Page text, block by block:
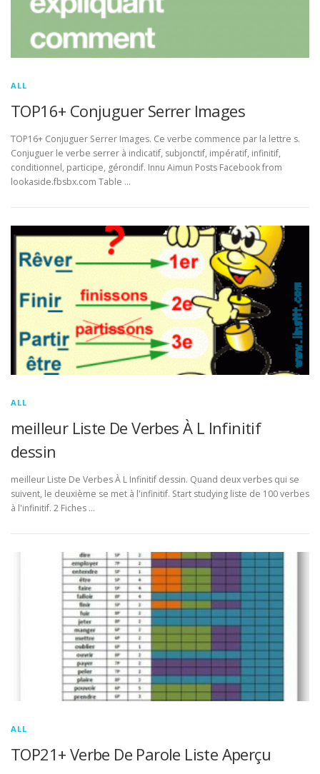
ALL
TOP16+ Conjuguer Serrer Images
TOP16+ Conjuguer Serrer Images. Ce verbe commence par la lettre s.
Conjuguer le verbe serrer à indicatif, subjonctif, impératif, infinitif,
conditionnel, participe, gérondif. Innu Aimun Posts Facebook from
lookaside.fbsbx.com Table …
ALL
meilleur Liste De Verbes À L Infinitif
dessin
meilleur Liste De Verbes À L Infinitif dessin. Quand deux verbes qui se
suivent, le deuxième se met à l'infinitif. Start studying liste de 100 verbes
à l'infinitif. 2 Fiches …
ALL
TOP21+ Verbe De Parole Liste Aperçu